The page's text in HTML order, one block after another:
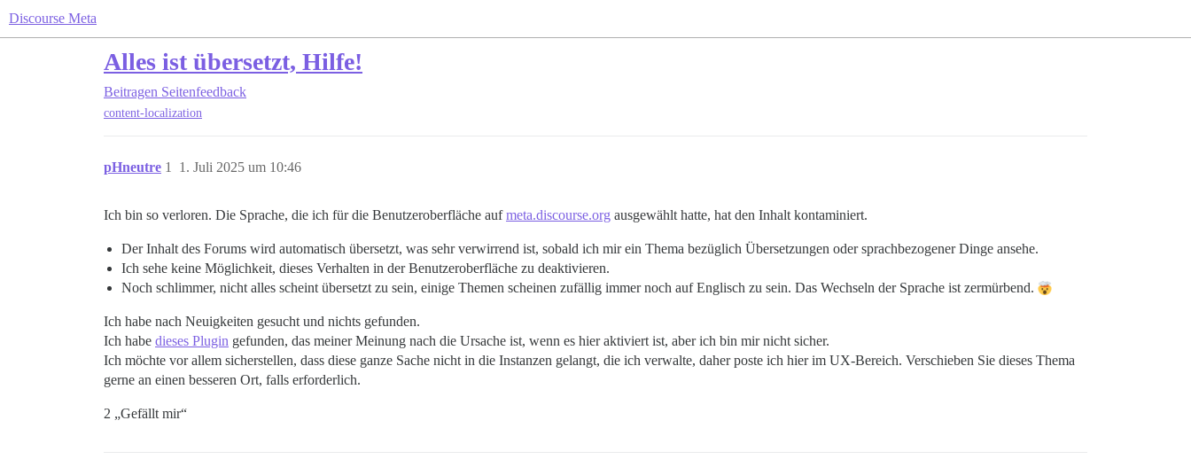
Discourse Meta
Alles ist übersetzt, Hilfe!
Beitragen Seitenfeedback
content-localization
pHneutre 1. Juli 2025 um 10:46
1
Ich bin so verloren. Die Sprache, die ich für die Benutzeroberfläche aufmeta.discourse.org ausgewählt hatte, hat den Inhalt kontaminiert.
Der Inhalt des Forums wird automatisch übersetzt, was sehr verwirrend ist, sobald ich mir ein Thema bezüglich Übersetzungen oder sprachbezogener Dinge ansehe.
Ich sehe keine Möglichkeit, dieses Verhalten in der Benutzeroberfläche zu deaktivieren.
Noch schlimmer, nicht alles scheint übersetzt zu sein, einige Themen scheinen zufällig immer noch auf Englisch zu sein. Das Wechseln der Sprache ist zermürbend.
Ich habe nach Neuigkeiten gesucht und nichts gefunden.
Ich habe dieses Plugin gefunden, das meiner Meinung nach die Ursache ist, wenn es hier aktiviert ist, aber ich bin mir nicht sicher.
Ich möchte vor allem sicherstellen, dass diese ganze Sache nicht in die Instanzen gelangt, die ich verwalte, daher poste ich hier im UX-Bereich. Verschieben Sie dieses Thema
gerne an einen besseren Ort, falls erforderlich.
2 „Gefällt mir“